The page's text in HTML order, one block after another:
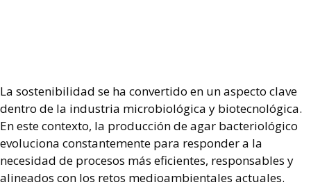
La sostenibilidad se ha convertido en un aspecto clave
dentro de la industria microbiológica y biotecnológica.
En este contexto, la producción de agar bacteriológico
evoluciona constantemente para responder a la
necesidad de procesos más eficientes, responsables y
alineados con los retos medioambientales actuales.